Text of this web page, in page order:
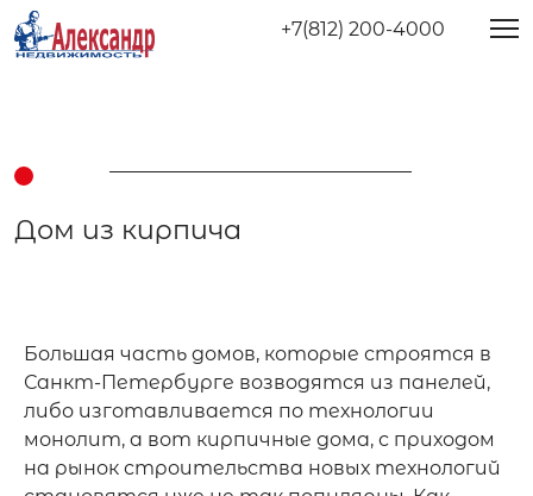
+7(812) 200-4000
Дом из кирпича
Большая часть домов, которые строятся в
Санкт-Петербурге возводятся из панелей,
либо изготавливается по технологии
монолит, а вот кирпичные дома, с приходом
на рынок строительства новых технологий